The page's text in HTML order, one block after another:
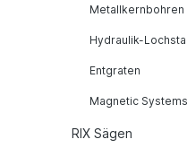
Metallkernbohren
Hydraulik-
Entgraten
Magnetic Systems
RIX Sägen